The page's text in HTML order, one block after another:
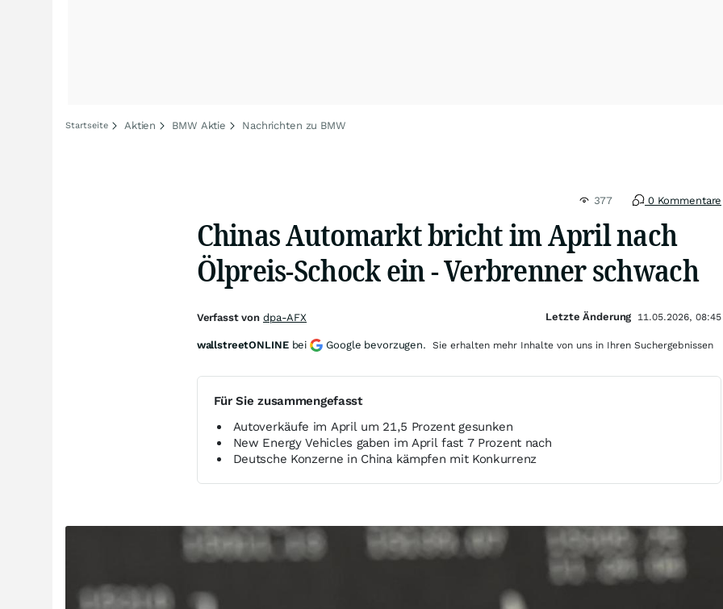
Startseite Aktien BMW Aktie Nachrichten zu BMW
377 0 Kommentare
Chinas Automarkt bricht im April nach
Ölpreis-Schock ein - Verbrenner schwach
Für Sie zusammengefasst
Autoverkäufe im April um 21,5 Prozent gesunken
New Energy Vehicles gaben im April fast 7 Prozent nach
Deutsche Konzerne in China kämpfen mit Konkurrenz
Verfasst von dpa-AFX Letzte Änderung 11.05.2026, 08:45
wallstreetONLINE bei Google bevorzugen. Sie erhalten mehr Inhalte von uns in Ihren Suchergebnissen